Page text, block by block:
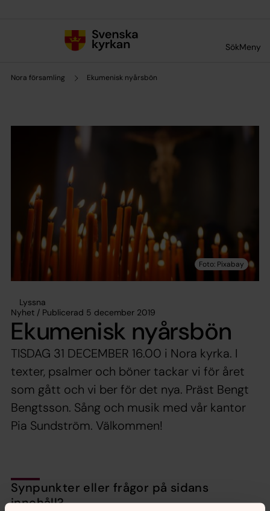
SökMeny
Nora församling Ekumenisk nyårsbön
Lyssna
Nyhet / Publicerad 5 december 2019
Ekumenisk nyårsbön
TISDAG 31 DECEMBER 16.00 i Nora kyrka. I
texter, psalmer och böner tackar vi för året
som gått och vi ber för det nya. Präst Bengt
Bengtsson. Sång och musik med vår kantor
Pia Sundström. Välkommen!
Synpunkter eller frågor på sidans
innehåll?